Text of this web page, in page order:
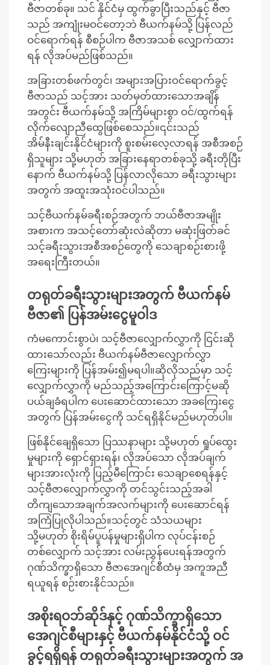
ဗီဇာတစ်ခု။ သင် နိုင်ငံမှ ထွက်ခွာပြီးသည်နှင့် ဗီဇာ
သည် အကျုံးမဝင်တော့ဘဲ ဗီယက်နမ်သို့ ပြန်လည်
ဝင်ရောက်ရန် စီစဉ်ပါက ဗီဇာအသစ် လျှောက်ထား
ရန် လိုအပ်မည်ဖြစ်သည်။
အခြားတစ်ဖက်တွင်၊ အများအပြားဝင်ရောက်ခွင့်
ဗီဇာသည် သင့်အား သတ်မှတ်ထားသောအချိန်
အတွင်း ဗီယက်နမ်သို့ အကြိမ်များစွာ ဝင်/ထွက်ရန်
လိုက်လျောညီထွေဖြစ်စေသည်။၎င်းသည်
အိမ်နီးချင်းနိုင်ငံများကို စူးစမ်းလေ့လာရန် အစီအစဉ်
ရှိသူများ သို့မဟုတ် အခြားနေရာတစ်ခုသို့ ခရီးတိုပြီး
နောက် ဗီယက်နမ်သို့ ပြန်လာလိုသော ခရီးသွားများ
အတွက် အထူးအသုံးဝင်ပါသည်။
သင့်ဗီယက်နမ်ခရီးစဉ်အတွက် ဘယ်ဗီဇာအမျိုး
အစားက အသင့်တော်ဆုံးလဲဆိုတာ မဆုံးဖြတ်ခင်
သင့်ခရီးသွားအစီအစဉ်တွေကို သေချာစဉ်းစားဖို့
အရေးကြီးတယ်။
တရုတ်ခရီးသွားများအတွက် ဗီယက်နမ်
ဗီဇာ၏ ပြန်အမ်းငွေမူဝါဒ
ကံမကောင်းစွာပဲ၊ သင့်ဗီဇာလျှောက်လွှာကို ငြင်းဆို
ထားသော်လည်း ဗီယက်နမ်ဗီဇာလျှောက်လွှာ
ကြေးများကို ပြန်အမ်း၍မရပါ။ဆိုလိုသည်မှာ သင့်
လျှောက်လွှာကို မည်သည့်အကြောင်းကြောင့်မဆို
ပယ်ချခံရပါက ပေးဆောင်ထားသော အခကြေးငွေ
အတွက် ပြန်အမ်းငွေကို သင်ရရှိနိုင်မည်မဟုတ်ပါ။
ဖြစ်နိုင်ချေရှိသော ပြဿနာများ သို့မဟုတ် ရှုပ်ထွေး
မှုများကို ရှောင်ရှားရန်၊ လိုအပ်သော လိုအပ်ချက်
များအားလုံးကို ပြည့်မီကြောင်း သေချာစေရန်နှင့်
သင့်ဗီဇာလျှောက်လွှာကို တင်သွင်းသည့်အခါ
တိကျသောအချက်အလက်များကို ပေးဆောင်ရန်
အကြံပြုလိုပါသည်။သင့်တွင် သံသယများ
သို့မဟုတ် စိုးရိမ်ပူပန်မှုများရှိပါက လုပ်ငန်းစဉ်
တစ်လျှောက် သင့်အား လမ်းညွှန်ပေးရန်အတွက်
ဂုဏ်သိက္ခာရှိသော ဗီဇာအေဂျင်စီထံမှ အကူအညီ
ရယူရန် စဉ်းစားနိုင်သည်။
အစိုးရဝဘ်ဆိုဒ်နှင့် ဂုဏ်သိက္ခာရှိသော
အေဂျင်စီများနှင့် ဗီယက်နမ်နိုင်ငံသို့ ဝင်
ခွင့်ရရှိရန် တရုတ်ခရီးသွားများအတွက် အ